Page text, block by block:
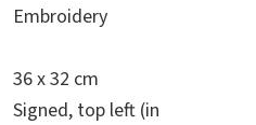
Embroidery
36 x 32 cm
Signed, top left (in